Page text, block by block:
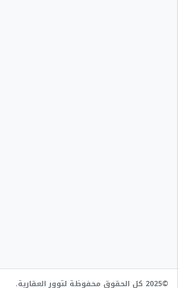
©2025 كل الحقوق محفوظة لتوور العقارية.